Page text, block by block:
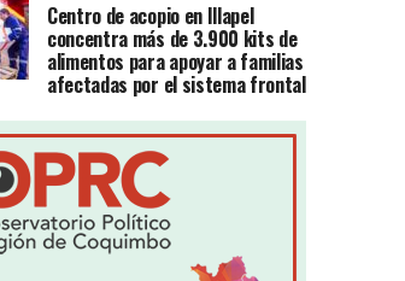
Centro de acopio en Illapel
concentra más de 3.900 kits de
alimentos para apoyar a familias
afectadas por el sistema frontal